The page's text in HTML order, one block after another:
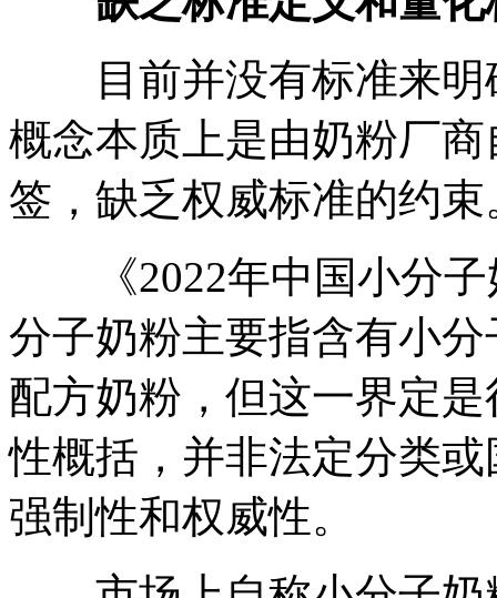
目前并没有标准来明
概念本质上是由奶粉厂
签，缺乏权威标准的约束
《2022年中国小分子
分子奶粉主要指含有小
配方奶粉，但这一界定
性概括，并非法定分类
强制性和权威性。